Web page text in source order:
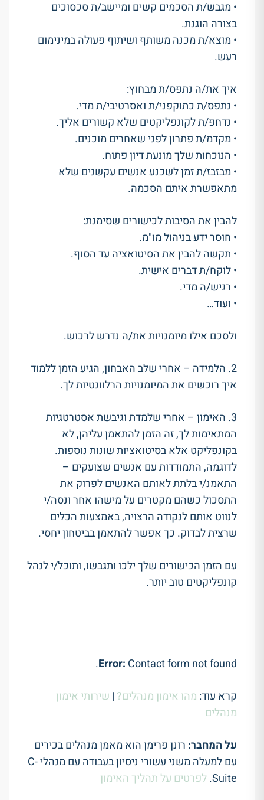
• מגבש/ת הסכמים קשים ומיישב/ת סכסוכים
בצורה הוגנת.
• מוצא/ת מכנה משותף ושיתוף פעולה במינימום
רעש.
איך את/ה נתפס/ת מבחוץ:
• נתפס/ת כתוקפני/ת ואסרטיבי/ת מדי.
• נדחפ/ת לקונפליקטים שלא קשורים אליך.
• מקדמ/ת פתרון לפני שאחרים מוכנים.
• הנוכחות שלך מונעת דיון פתוח.
• מבזבז/ת זמן לשכנע אנשים עקשנים שלא
מתאפשרת איתם הסכמה.
להבין את הסיבות לכישורים שסימנת:
• חוסר ידע בניהול מו"מ.
• תקשה להבין את הסיטואציה עד הסוף.
• לוקח/ת דברים אישית.
• רגיש/ה מדי.
• ועוד…
ולסכם אילו מיומנויות את/ה נדרש לרכוש.
2. הלמידה – אחרי שלב האבחון, הגיע הזמן ללמוד
איך רוכשים את המיומנויות הרלוונטיות לך.
3. האימון – אחרי שלמדת וגיבשת אסטרטגיות
המתאימות לך, זה הזמן להתאמן עליהן, לא
בקונפליקט אלא בסיטואציות שונות נוספות.
לדוגמה, התמודדות עם אנשים שצועקים –
התאמנ/י בלתת לאותם האנשים לפרוק את
התסכול כשהם מקטרים על מישהו אחר ונסה/י
לנווט אותם לנקודה הרצויה, באמצעות הכלים
שרצית לבדוק. כך אפשר להתאמן בביטחון יחסי.
עם הזמן הכישורים שלך ילכו ותגבשו, ותוכל/י לנהל
קונפליקטים טוב יותר.
Error: Contact form not found.
קרא עוד: מהו אימון מנהלים? | שירותי אימון
מנהלים
על המחבר: רונן פרימן הוא מאמן מנהלים בכירים
עם למעלה משני עשורי ניסיון בעבודה עם מנהלי C-
Suite. לפרטים על תהליך האימון